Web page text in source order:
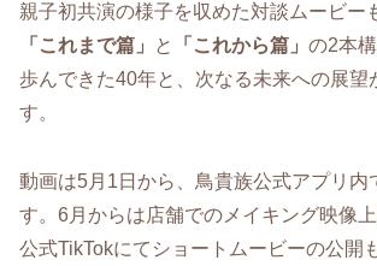
親子初共演の様子を収めた対談ムービー
「これまで篇」
と 「これから篇」 の2本
歩んできた40年と、次なる未来への展望
す。
動画は5月1日から、鳥貴族公式アプリ内
す。​6月からは店舗でのメイキング映像
公式TikTokにてショートムービーの公開